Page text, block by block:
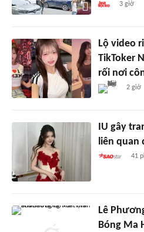
3 giờ
Lộ video
TikToker
rối nơi
2 giờ
IU gây
liên quan
41
Lê
Bóng Ma